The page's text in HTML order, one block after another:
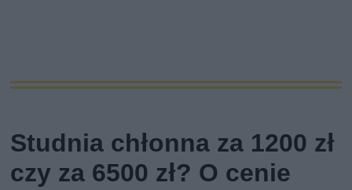
Studnia chłonna za 1200 zł
czy za 6500 zł? O cenie